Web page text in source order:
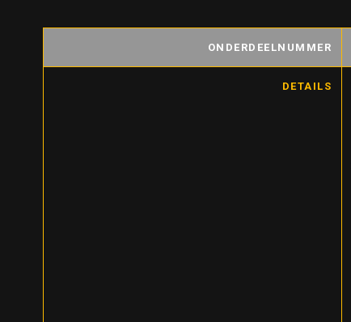
ONDERDEELNUMMER
DETAILS